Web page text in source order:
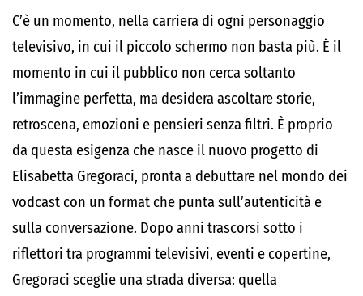
C’è un momento, nella carriera di ogni personaggio
televisivo, in cui il piccolo schermo non basta più. È il
momento in cui il pubblico non cerca soltanto
l’immagine perfetta, ma desidera ascoltare storie,
retroscena, emozioni e pensieri senza filtri. È proprio
da questa esigenza che nasce il nuovo progetto di
Elisabetta Gregoraci, pronta a debuttare nel mondo dei
vodcast con un format che punta sull’autenticità e
sulla conversazione. Dopo anni trascorsi sotto i
riflettori tra programmi televisivi, eventi e copertine,
Gregoraci sceglie una strada diversa: quella